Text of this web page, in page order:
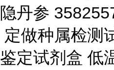
隐丹参
定做种属检测
鉴定试剂盒 低